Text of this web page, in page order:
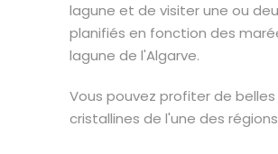
lagune et de visiter une ou
planifiés en fonction des
lagune de l'Algarve.
Vous pouvez profiter de
cristallines de l'une des